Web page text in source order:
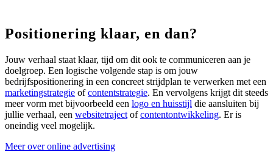
Positionering klaar, en dan?
Jouw verhaal staat klaar, tijd om dit ook te communiceren aan je
doelgroep. Een logische volgende stap is om jouw
bedrijfspositionering in een concreet strijdplan te verwerken met een
marketingstrategie ofcontentstrategie. En vervolgens krijgt dit steeds
meer vorm met bijvoorbeeld een logo en huisstijl die aansluiten bij
jullie verhaal, een websitetraject ofcontentontwikkeling. Er is
oneindig veel mogelijk.
Meer over online advertising